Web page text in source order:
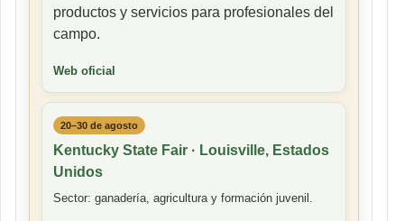
productos y servicios para profesionales del
campo.
Web oficial
20–30 de agosto
Kentucky State Fair · Louisville, Estados
Unidos
Sector: ganadería, agricultura y formación juvenil.